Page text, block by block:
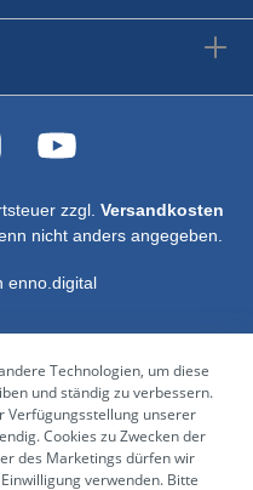
zzgl. Versandkosten
nicht anders angegeben.
enno.digital
Technologien, um diese
und ständig zu verbessern.
Verfügungsstellung unserer
Cookies zu Zwecken der
des Marketings dürfen wir
verwenden. Bitte